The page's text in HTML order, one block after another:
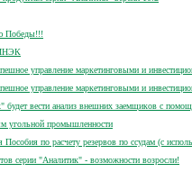
Победы!!!
управление маркетинговыми и
управление маркетинговыми и
вести анализ внешних заемщиков с
угольной промышленности
по расчету резервов по ссудам (с
серии "Аналитик" - возможности возросли!